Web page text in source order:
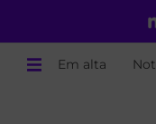
Em alta